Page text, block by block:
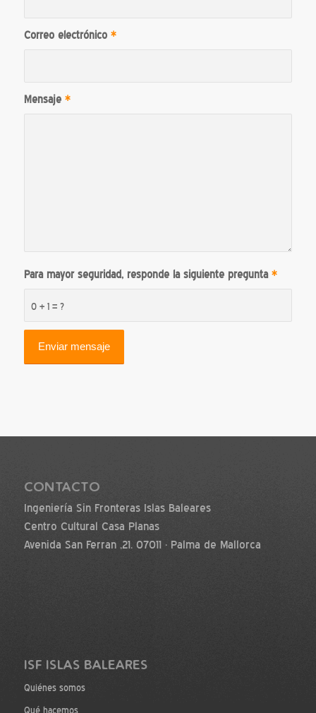
Correo electrónico *
Mensaje *
0 + 1 = ?
Para mayor seguridad, responde la siguiente pregunta *
CONTACTO
Ingeniería Sin Fronteras Islas Baleares
Centro Cultural Casa Planas
Avenida San Ferran ,21. 07011 · Palma de Mallorca
ISF ISLAS BALEARES
Quiénes somos
Qué hacemos